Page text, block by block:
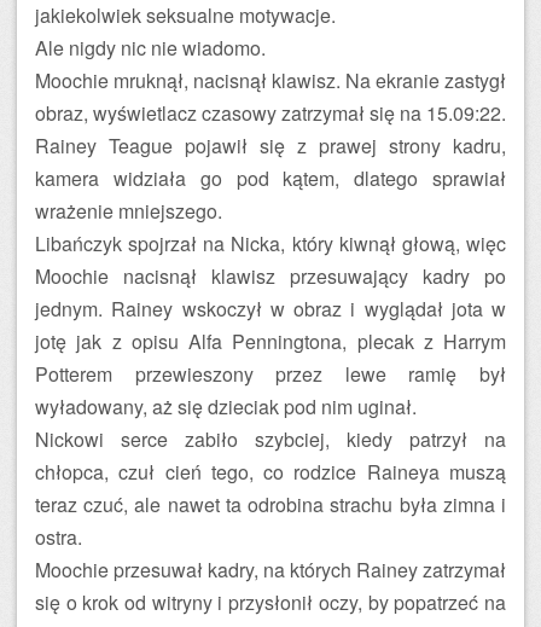
jakiekolwiek seksualne motywacje.
Ale nigdy nic nie wiadomo.
Moochie mruknął, nacisnął klawisz. Na ekranie zastygł
obraz, wyświetlacz czasowy zatrzymał się na 15.09:22.
Rainey Teague pojawił się z prawej strony kadru,
kamera widziała go pod kątem, dlatego sprawiał
wrażenie mniejszego.
Libańczyk spojrzał na Nicka, który kiwnął głową, więc
Moochie nacisnął klawisz przesuwający kadry po
jednym. Rainey wskoczył w obraz i wyglądał jota w
jotę jak z opisu Alfa Penningtona, plecak z Harrym
Potterem przewieszony przez lewe ramię był
wyładowany, aż się dzieciak pod nim uginał.
Nickowi serce zabiło szybciej, kiedy patrzył na
chłopca, czuł cień tego, co rodzice Raineya muszą
teraz czuć, ale nawet ta odrobina strachu była zimna i
ostra.
Moochie przesuwał kadry, na których Rainey zatrzymał
się o krok od witryny i przysłonił oczy, by popatrzeć na